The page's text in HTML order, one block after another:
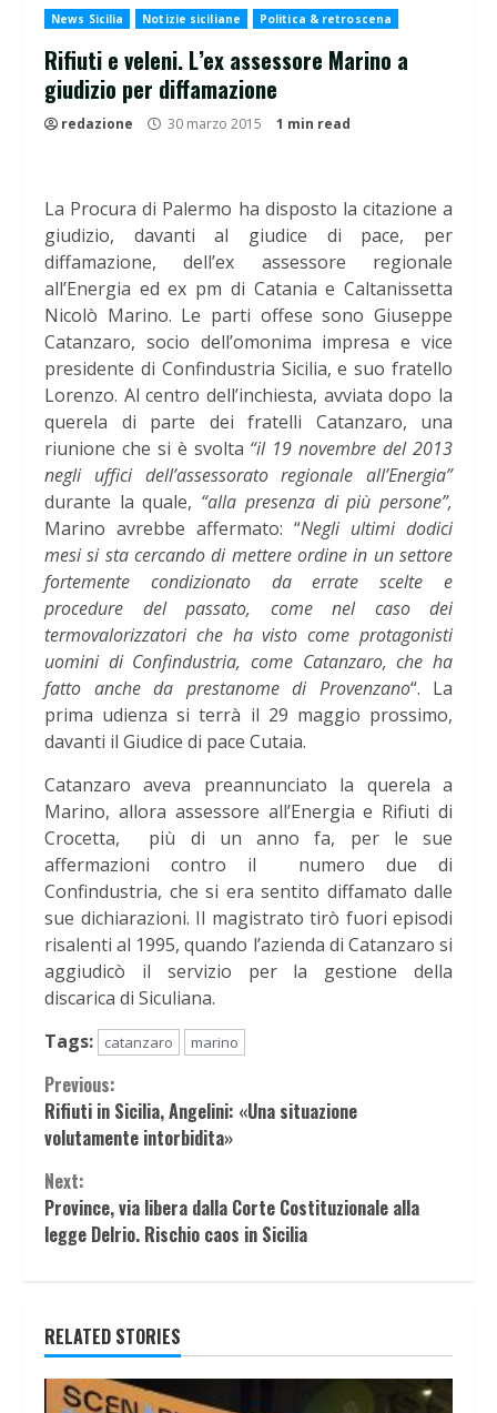
News Sicilia Notizie siciliane Politica & retroscena
Rifiuti e veleni. L’ex assessore Marino a
giudizio per diffamazione
redazione 30 marzo 2015 1 min read
La Procura di Palermo ha disposto la citazione a
giudizio, davanti al giudice di pace, per
diffamazione, dell’ex assessore regionale
all’Energia ed ex pm di Catania e Caltanissetta
Nicolò Marino. Le parti offese sono Giuseppe
Catanzaro, socio dell’omonima impresa e vice
presidente di Confindustria Sicilia, e suo fratello
Lorenzo. Al centro dell’inchiesta, avviata dopo la
querela di parte dei fratelli Catanzaro, una
riunione che si è svolta “il 19 novembre del 2013
negli uffici dell’assessorato regionale all’Energia”
durante la quale, “alla presenza di più persone”,
Marino avrebbe affermato: “Negli ultimi dodici
mesi si sta cercando di mettere ordine in un settore
fortemente condizionato da errate scelte e
procedure del passato, come nel caso dei
termovalorizzatori che ha visto come protagonisti
uomini di Confindustria, come Catanzaro, che ha
fatto anche da prestanome di Provenzano“. La
prima udienza si terrà il 29 maggio prossimo,
davanti il Giudice di pace Cutaia.
Catanzaro aveva preannunciato la querela a
Marino, allora assessore all’Energia e Rifiuti di
Crocetta, più di un anno fa, per le sue
affermazioni contro il numero due di
Confindustria, che si era sentito diffamato dalle
sue dichiarazioni. Il magistrato tirò fuori episodi
risalenti al 1995, quando l’azienda di Catanzaro si
aggiudicò il servizio per la gestione della
discarica di Siculiana.
Tags:
catanzaro marino
Continue
Reading
Previous:
Rifiuti in Sicilia, Angelini: «Una situazione
volutamente intorbidita»
Next:
Province, via libera dalla Corte Costituzionale alla
legge Delrio. Rischio caos in Sicilia
RELATED STORIES